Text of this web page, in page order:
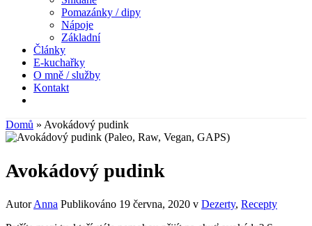
Pomazánky / dipy
Nápoje
Základní
Články
E-kuchařky
O mně / služby
Kontakt
Domů » Avokádový pudink
Avokádový pudink
AutorAnna Publikováno 19 června, 2020 v Dezerty, Recepty